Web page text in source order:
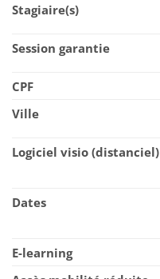
Stagiaire(s)
Session garantie
CPF
Ville
Logiciel visio (distanciel)
Dates
E-learning